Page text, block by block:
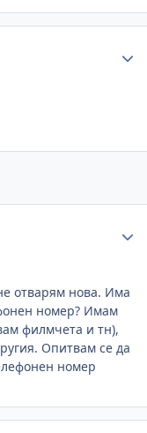
отварям нова. Има
номер? Имам
филмчета и тн),
Опитвам се да
номер